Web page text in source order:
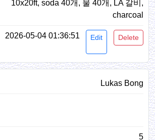
10x20ft, soda 40개, 물 40개, LA 갈비,
charcoal
2026-05-04 01:36:51 Edit Delete
Lukas Bong
5